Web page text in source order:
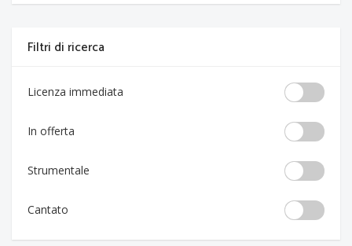
Filtri di ricerca
Licenza immediata
In offerta
Strumentale
Cantato